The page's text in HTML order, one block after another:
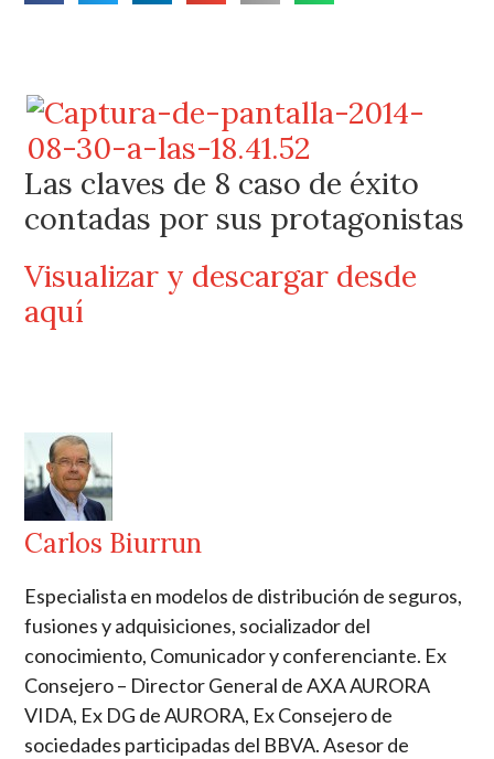
Las claves de 8 caso de éxito
contadas por sus protagonistas
Visualizar y descargar desde
aquí
Carlos Biurrun
Especialista en modelos de distribución de seguros,
fusiones y adquisiciones, socializador del
conocimiento, Comunicador y conferenciante. Ex
Consejero – Director General de AXA AURORA
VIDA, Ex DG de AURORA, Ex Consejero de
sociedades participadas del BBVA. Asesor de